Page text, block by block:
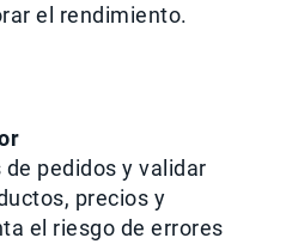
el rendimiento.
pedidos y validar
precios y
el riesgo de errores